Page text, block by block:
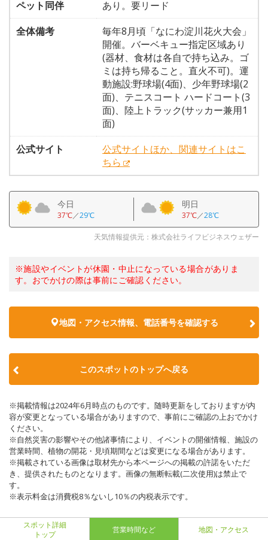
ペット同伴
あり。要リード
全体備考
毎年8月頃「なにわ淀川花火大会」
開催。バーベキュー指定区域あり
(器材、食材は各自で持ち込み。ゴ
ミは持ち帰ること。直火不可)。運
動施設:野球場(4面)、少年野球場(2
面)、テニスコート ハードコート(3
面)、陸上トラック(サッカー兼用1
面)
公式サイト
公式サイトほか、関連サイトはこ
ちら
今日
37℃／29℃
明日
37℃／28℃
天気情報提供元：株式会社ライフビジネスウェザー
※施設やイベントが休園・中止になっている場合がありま
す。おでかけの際は事前にご確認ください。
地図・アクセス情報、電話番号を確認する
このスポットのトップへ戻る
※掲載情報は2024年6月時点のものです。随時更新をしておりますが内
容が変更となっている場合がありますので、事前にご確認の上おでかけ
ください。
※自然災害の影響やその他諸事情により、イベントの開催情報、施設の
営業時間、植物の開花・見頃期間などは変更になる場合があります。
※掲載されている画像は取材先から本ページへの掲載の許諾をいただ
き、提供されたものとなります。画像の無断転載(二次使用)は禁止で
す。
※表示料金は消費税8％ないし10％の内税表示です。
スポット詳細
トップ
営業時間など 地図・アクセス